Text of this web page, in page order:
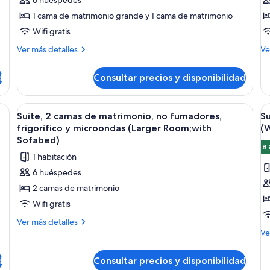
varias
camas,
no
fumadores,
microondas
(with
Sofabed)
1 cama de matrimonio grande y 1 cama de matrimonio
Wifi gratis
Ver más detalles
Más
varias
camas,
no
fumadores,
frigorífico
y
microondas
(with
Sofabed)
Consultar precios y disponibilidad
no
y
dos mesitas de noche con lámparas, un banco y dos cuadros abstractos
Abrir
todas
las
fotos
de
Suite,
2
camas
de
Una habitación de hotel con dos
4
Suite, 2 camas de matrimonio, no fumadores,
frigorífico y microondas (Larger Room;with
Sofabed)
1 habitación
6 huéspedes
2 camas de matrimonio
Wifi gratis
Ver más detalles
Más
Consultar precios y disponibilidad
1